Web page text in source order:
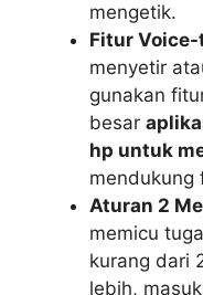
mengetik.
Fitur
menyetir
gunakan
besar
hp untuk
mendukung
Aturan 2
memicu
kurang dari
lebih,